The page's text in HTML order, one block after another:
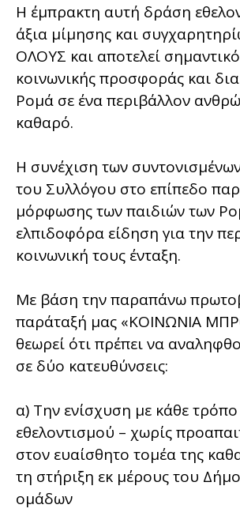
Η έμπρακτη αυτή δράση
άξια μίμησης και
ΟΛΟΥΣ και αποτελεί
κοινωνικής προσφοράς και
Ρομά σε ένα περιβάλλον
καθαρό.
Η συνέχιση των
του Συλλόγου στο επίπεδο
μόρφωσης των παιδιών των
ελπιδοφόρα είδηση για την
κοινωνική τους ένταξη.
Με βάση την παραπάνω
παράταξή μας «ΚΟΙΝΩΝΙΑ
θεωρεί ότι πρέπει να
σε δύο κατευθύνσεις:
α) Την ενίσχυση με κάθε
εθελοντισμού – χωρίς
στον ευαίσθητο τομέα της
τη στήριξη εκ μέρους του
ομάδων